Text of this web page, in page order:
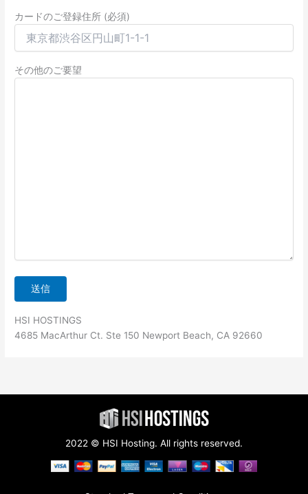
カードのご登録住所 (必須)
その他のご要望
HSI HOSTINGS
4685 MacArthur Ct. Ste 150 Newport Beach, CA 92660
2022 © HSI Hosting. All rights reserved.